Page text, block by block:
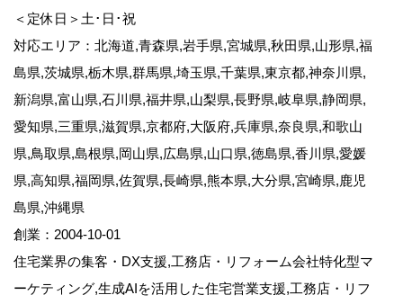
＜定休日＞土･日･祝
対応エリア：北海道,青森県,岩手県,宮城県,秋田県,山形県,福
島県,茨城県,栃木県,群馬県,埼玉県,千葉県,東京都,神奈川県,
新潟県,富山県,石川県,福井県,山梨県,長野県,岐阜県,静岡県,
愛知県,三重県,滋賀県,京都府,大阪府,兵庫県,奈良県,和歌山
県,鳥取県,島根県,岡山県,広島県,山口県,徳島県,香川県,愛媛
県,高知県,福岡県,佐賀県,長崎県,熊本県,大分県,宮崎県,鹿児
島県,沖縄県
創業：2004-10-01
住宅業界の集客・DX支援,工務店・リフォーム会社特化型マ
ーケティング,生成AIを活用した住宅営業支援,工務店・リフ